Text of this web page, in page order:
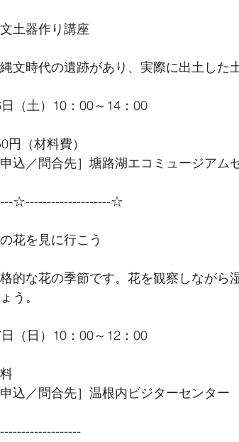
土器作り講座
文時代の遺跡があり、実際に出土した
日（土）10：00～14：00
円（材料費）
申込／問合先］塘路湖エコミュージアム
☆--------------------☆
花を見に行こう
的な花の季節です。花を観察しながら
う。
日（日）10：00～12：00
申込／問合先］温根内ビジターセンター